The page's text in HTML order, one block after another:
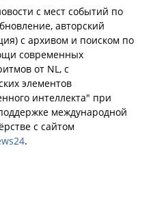
с мест событий по
авторский
с архивом и поиском по
современных
от NL, с
элементов
интеллекта" при
международной
с сайтом
.